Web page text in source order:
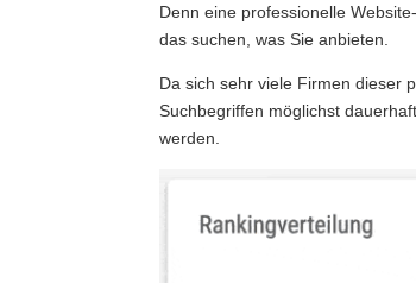
Denn eine professionelle
das suchen, was Sie anbieten.
Da sich sehr viele Firmen dieser
Suchbegriffen möglichst
werden.